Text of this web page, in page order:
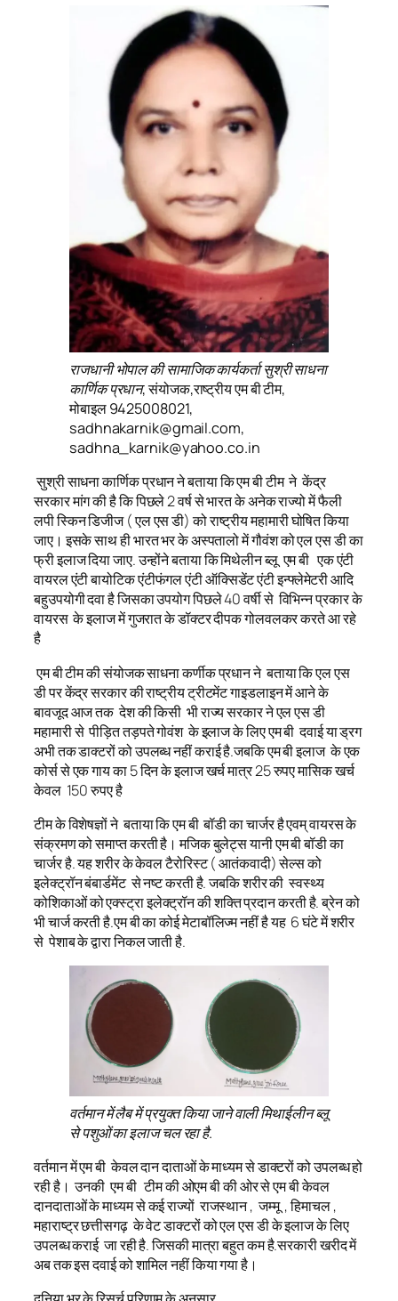
राजधानी भोपाल की सामाजिक कार्यकर्ता सुश्री साधना
कार्णिक प्रधान, संयोजक,राष्ट्रीय एम बी टीम,
मोबाइल 9425008021,
sadhnakarnik@gmail.com,
sadhna_karnik@yahoo.co.in
सुश्री साधना कार्णिक प्रधान ने बताया कि एम बी टीम ने केंद्र
सरकार मांग की है कि पिछले 2 वर्ष से भारत के अनेक राज्यो में फैली
लपी स्किन डिजीज ( एल एस डी) को राष्ट्रीय महामारी घोषित किया
जाए। इसके साथ ही भारत भर के अस्पतालो में गौवंश को एल एस डी का
फ्री इलाज दिया जाए. उन्होंने बताया कि मिथेलीन ब्लू एम बी एक एंटी
वायरल एंटी बायोटिक एंटीफंगल एंटी ऑक्सिडेंट एंटी इन्फ्लेमेटरी आदि
बहुउपयोगी दवा है जिसका उपयोग पिछले 40 वर्षी से विभिन्न प्रकार के
वायरस के इलाज में गुजरात के डॉक्टर दीपक गोलवलकर करते आ रहे
है
एम बी टीम की संयोजक साधना कर्णीक प्रधान ने बताया कि एल एस
डी पर केंद्र सरकार की राष्ट्रीय ट्रीटमेंट गाइडलाइन में आने के
बावजूद आज तक देश की किसी भी राज्य सरकार ने एल एस डी
महामारी से पीड़ित तड़पते गोवंश के इलाज के लिए एम बी दवाई या ड्रग
अभी तक डाक्टरों को उपलब्ध नहीं कराई है.जबकि एम बी इलाज के एक
कोर्स से एक गाय का 5 दिन के इलाज खर्च मात्र 25 रुपए मासिक खर्च
केवल 150 रुपए है
टीम के विशेषज्ञों ने बताया कि एम बी बॉडी का चार्जर है एवम् वायरस के
संक्रमण को समाप्त करती है। मजिक बुलेट्स यानी एम बी बॉडी का
चार्जर है. यह शरीर के केवल टैरोरिस्ट ( आतंकवादी) सेल्स को
इलेक्ट्रॉन बंबार्डमेंट से नष्ट करती है. जबकि शरीर की स्वस्थ्य
कोशिकाओं को एक्स्ट्रा इलेक्ट्रॉन की शक्ति प्रदान करती है. ब्रेन को
भी चार्ज करती है.एम बी का कोई मेटाबॉलिज्म नहीं है यह 6 घंटे में शरीर
से पेशाब के द्वारा निकल जाती है.
वर्तमान में लैब में प्रयुक्त किया जाने वाली मिथाईलीन ब्लू
से पशुओं का इलाज चल रहा है.
वर्तमान में एम बी केवल दान दाताओं के माध्यम से डाक्टरों को उपलब्ध हो
रही है। उनकी एम बी टीम की ओएम बी की ओर से एम बी केवल
दानदाताओं के माध्यम से कई राज्यों राजस्थान , जम्मू , हिमाचल ,
महाराष्ट्र छत्तीसगढ़ के वेट डाक्टरों को एल एस डी के इलाज के लिए
उपलब्ध कराई जा रही है. जिसकी मात्रा बहुत कम है.सरकारी खरीद में
अब तक इस दवाई को शामिल नहीं किया गया है।